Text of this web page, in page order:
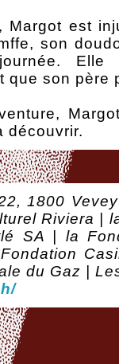
Margot est
son
Elle
que son père
découvrir.
1800
Riviera |
SA | la
du Gaz
|